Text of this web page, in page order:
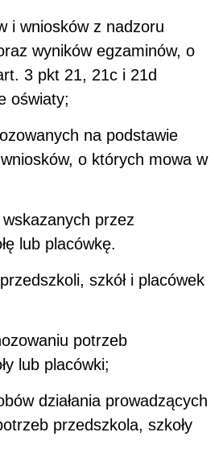
i wniosków z nadzoru
wyników egzaminów, o
3 pkt 21, 21c i 21d
oświaty;
na podstawie
o których mowa w
przez
lub placówkę.
szkół i placówek
potrzeb
lub placówki;
działania prowadzących
przedszkola, szkoły